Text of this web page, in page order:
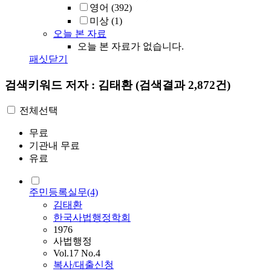
영어 (392)
미상 (1)
오늘 본 자료
오늘 본 자료가 없습니다.
패싯닫기
검색키워드 저자 : 김태환(검색결과 2,872건)
전체선택
무료
기관내 무료
유료
주민등록실무(4)
김태환
한국사법행정학회
1976
사법행정
Vol.17 No.4
복사/대출신청